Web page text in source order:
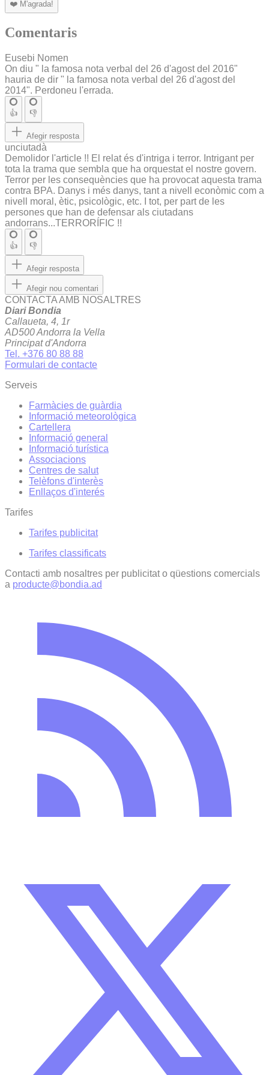
❤️ M'agrada!
Comentaris
Eusebi Nomen
On diu " la famosa nota verbal del 26 d'agost del 2016"
hauria de dir " la famosa nota verbal del 26 d'agost del
2014". Perdoneu l'errada.
👍 👎
Afegir resposta
unciutadà
Demolidor l'article !! El relat és d'intriga i terror. Intrigant per
tota la trama que sembla que ha orquestat el nostre govern.
Terror per les consequències que ha provocat aquesta trama
contra BPA. Danys i més danys, tant a nivell econòmic com a
nivell moral, ètic, psicològic, etc. I tot, per part de les
persones que han de defensar als ciutadans
andorrans...TERRORÍFIC !!
👍 👎
Afegir resposta
Afegir nou comentari
CONTACTA AMB NOSALTRES
Diari Bondia
Callaueta, 4, 1r
AD500 Andorra la Vella
Principat d'Andorra
Tel. +376 80 88 88
Formulari de contacte
Serveis
Farmàcies de guàrdia
Informació meteorològica
Cartellera
Informació general
Informació turística
Associacions
Centres de salut
Telèfons d'interès
Enllaços d'interés
Tarifes
Tarifes publicitat
Tarifes classificats
Contacti amb nosaltres per publicitat o qüestions comercials
a producte@bondia.ad